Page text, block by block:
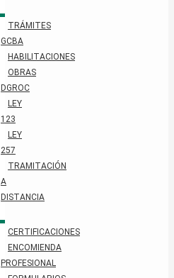
TRÁMITES
GCBA
HABILITACIONES
OBRAS
DGROC
LEY
123
LEY
257
TRAMITACIÓN
A
DISTANCIA
CERTIFICACIONES
ENCOMIENDA
PROFESIONAL